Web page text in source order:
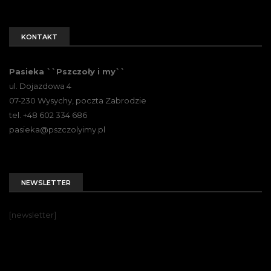
KONTAKT
Pasieka ``Pszczoły i my``
ul. Dojazdowa 4
07-230 Wysychy, poczta Zabrodzie
tel. +48 602 334 686
pasieka@pszczolyimy.pl
NEWSLETTER
[newsletter]